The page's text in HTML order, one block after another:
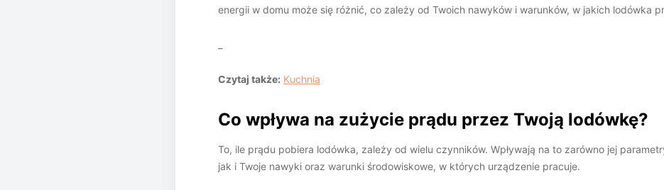
energii w domu może się różnić, co zależy od Twoich nawyków i warunków, w jakich lodówka
Czytaj także: Kuchnia
Co wpływa na zużycie prądu przez Twoją lodówkę?
To, ile prądu pobiera lodówka, zależy od wielu czynników. Wpływają na to zarówno jej
jak i Twoje nawyki oraz warunki środowiskowe, w których urządzenie pracuje.